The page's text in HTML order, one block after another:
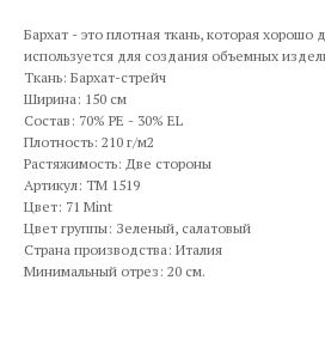
Бархат - это плотная ткань, которая хорошо
используется для создания объемных
Ткань: Бархат-стрейч
Ширина: 150 см
Состав: 70% PE - 30% EL
Плотность: 210 г/м2
Растяжимость: Две стороны
Артикул: TM 1519
Цвет: 71 Mint
Цвет группы: Зеленый, салатовый
Страна производства: Италия
Минимальный отрез: 20 см.